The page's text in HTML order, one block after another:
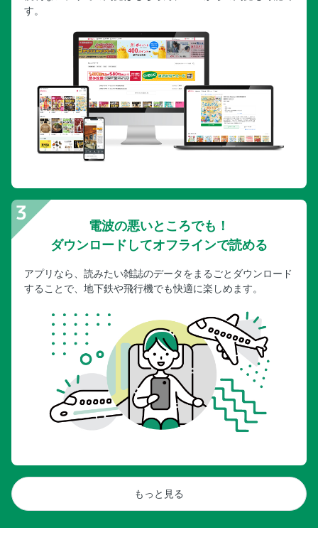
す。
電波の悪いところでも！
ダウンロードしてオフラインで読める
アプリなら、読みたい雑誌のデータをまるごとダウンロード
することで、地下鉄や飛行機でも快適に楽しめます。
もっと見る